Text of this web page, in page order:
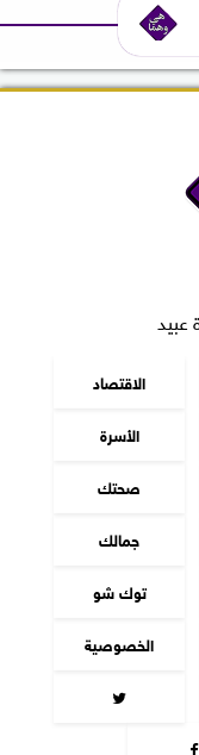
عبيد
الاقتصاد
الأسرة
صحتك
جمالك
توك شو
الخصوصية

